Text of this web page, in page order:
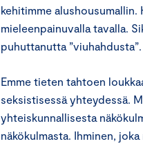
kehitimme
mieleenpainuvalla tavalla.
puhuttanutta
Emme tieten tahtoen
seksistisessä yhteydessä.
yhteiskunnallisesta
näkökulmasta. Ihminen,